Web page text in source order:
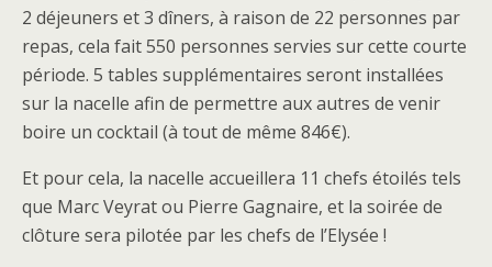
2 déjeuners et 3 dîners, à raison de 22 personnes par
repas, cela fait 550 personnes servies sur cette courte
période. 5 tables supplémentaires seront installées
sur la nacelle afin de permettre aux autres de venir
boire un cocktail (à tout de même 846€).
Et pour cela, la nacelle accueillera 11 chefs étoilés tels
que Marc Veyrat ou Pierre Gagnaire, et la soirée de
clôture sera pilotée par les chefs de l’Elysée !